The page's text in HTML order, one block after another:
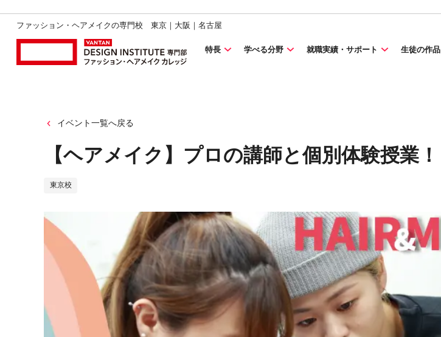
ファッション・ヘアメイクの専門校 東京｜大阪｜名古屋
特長 学べる分野 就職実績・サポート 生徒の作品
イベント一覧へ戻る
【ヘアメイク】プロの講師と個別体験授業！
東京校